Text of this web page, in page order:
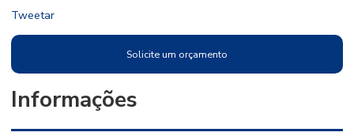
Tweetar
Solicite um orçamento
Informações